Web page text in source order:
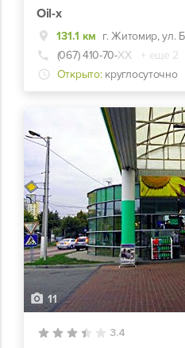
Oil-x
131.1 км г. Житомир, ул.
(067) 410-70-ХХ
+ еще 2
Открыто: круглосуточно
11
3.4